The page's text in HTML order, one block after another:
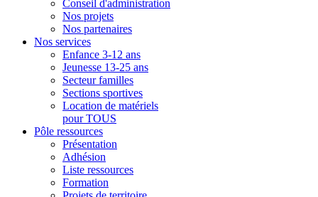
Conseil d'administration
Nos projets
Nos partenaires
Nos services
Enfance 3-12 ans
Jeunesse 13-25 ans
Secteur familles
Sections sportives
Location de matériels
pour TOUS
Pôle ressources
Présentation
Adhésion
Liste ressources
Formation